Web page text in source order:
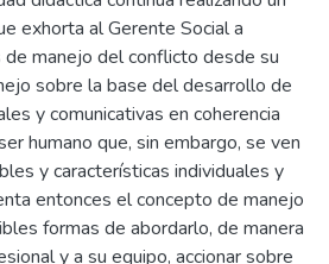
exhorta al Gerente Social a
manejo del conflicto desde su
sobre la base del desarrollo de
y comunicativas en coherencia
humano que, sin embargo, se ven
y características individuales y
entonces el concepto de manejo
formas de abordarlo, de manera
y a su equipo, accionar sobre